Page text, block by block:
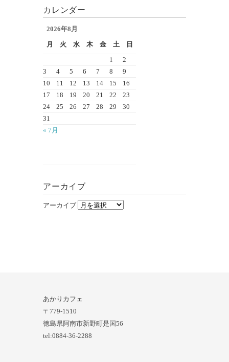
カレンダー
2026年8月
月
火 水 木 金 土 日
« 7月
1
2
3
4 5 6 7 8
9
10
11 12 13 14 15
16
17
18 19 20 21 22
23
24
25 26 27 28 29
30
31
アーカイブ
アーカイブ
あかりカフェ
〒779-1510
徳島県阿南市新野町是国56
tel:0884-36-2288